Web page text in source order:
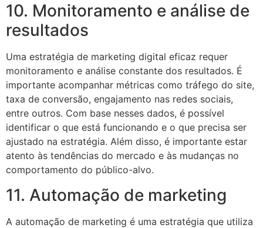
10. Monitoramento e análise de
resultados
Uma estratégia de marketing digital eficaz requer
monitoramento e análise constante dos resultados. É
importante acompanhar métricas como tráfego do site,
taxa de conversão, engajamento nas redes sociais,
entre outros. Com base nesses dados, é possível
identificar o que está funcionando e o que precisa ser
ajustado na estratégia. Além disso, é importante estar
atento às tendências do mercado e às mudanças no
comportamento do público-alvo.
11. Automação de marketing
A automação de marketing é uma estratégia que utiliza